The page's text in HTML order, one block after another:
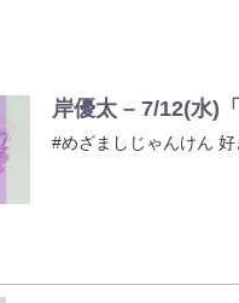
岸優太 – 7/12(水)
#めざましじゃんけん